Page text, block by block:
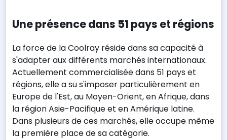
Une présence dans 51 pays et régions
La force de la Coolray réside dans sa capacité à
s'adapter aux différents marchés internationaux.
Actuellement commercialisée dans 51 pays et
régions, elle a su s'imposer particulièrement en
Europe de l'Est, au Moyen-Orient, en Afrique, dans
la région Asie-Pacifique et en Amérique latine.
Dans plusieurs de ces marchés, elle occupe même
la première place de sa catégorie.